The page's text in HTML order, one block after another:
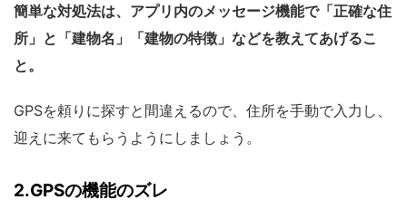
簡単な対処法は、アプリ内のメッセージ機能で「正確な住
所」と「建物名」「建物の特徴」などを教えてあげるこ
と。
GPSを頼りに探すと間違えるので、住所を手動で入力し、
迎えに来てもらうようにしましょう。
2.GPSの機能のズレ